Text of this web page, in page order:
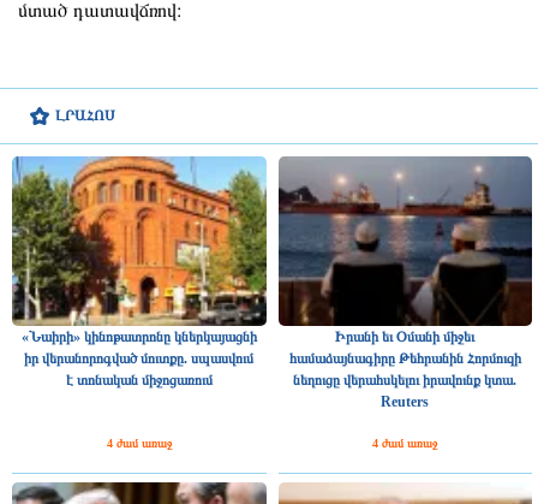
ԼՐԱՀՈՍ
«Նաիրի» կինոթատրոնը կներկայացնի
իր վերանորոգված մուտքը. սպասվում
է տոնական միջոցառում
4 ժամ առաջ
Իրանի եւ Օմանի միջեւ
համաձայնագիրը Թեհրանին Հորմուզի
նեղուցը վերահսկելու իրավունք կտա.
Reuters
4 ժամ առաջ
մտած դատավճռով։